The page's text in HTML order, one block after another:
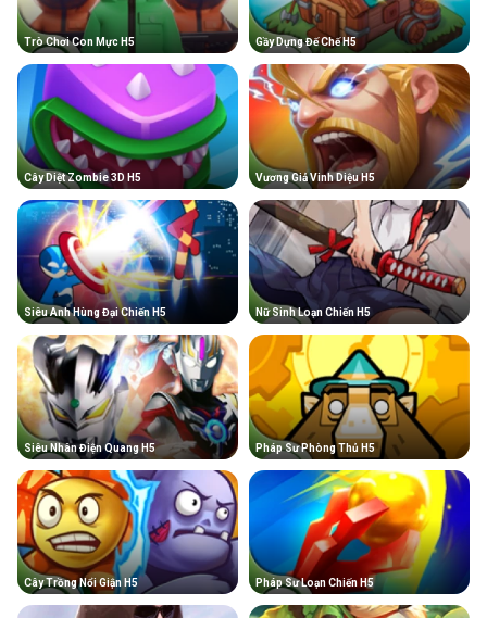
Trò Chơi Con Mực H5 Gầy Dựng Đế Chế H5
Cây Diệt Zombie 3D H5 Vương Giả Vinh Diệu H5
Siêu Anh Hùng Đại Chiến H5 Nữ Sinh Loạn Chiến H5
Siêu Nhân Điện Quang H5 Pháp Sư Phòng Thủ H5
Cây Trồng Nổi Giận H5 Pháp Sư Loạn Chiến H5